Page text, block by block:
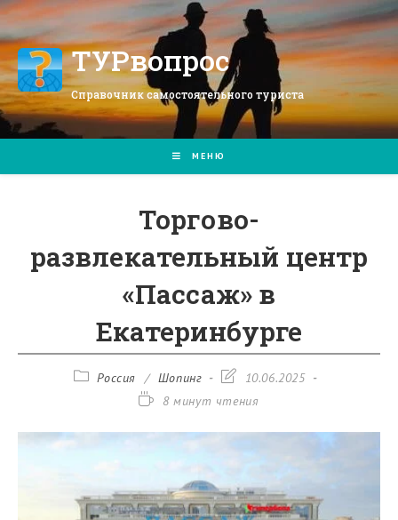
Перейти
к
содержимомуТУРвопрос
Справочник самостоятельного туриста
МЕНЮ
Торгово-
развлекательный центр
«Пассаж» в
Екатеринбурге
Рубрика
Россия / Шопинг
Запись10.06.2025
Время8 минут чтения